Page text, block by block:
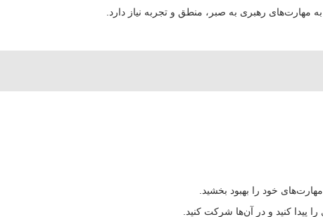
رهبری به صبر، منطق و تجربه نیاز دارد.
خود را بهبود بخشید.
پیدا کنید و در آن‌ها شرکت کنید.